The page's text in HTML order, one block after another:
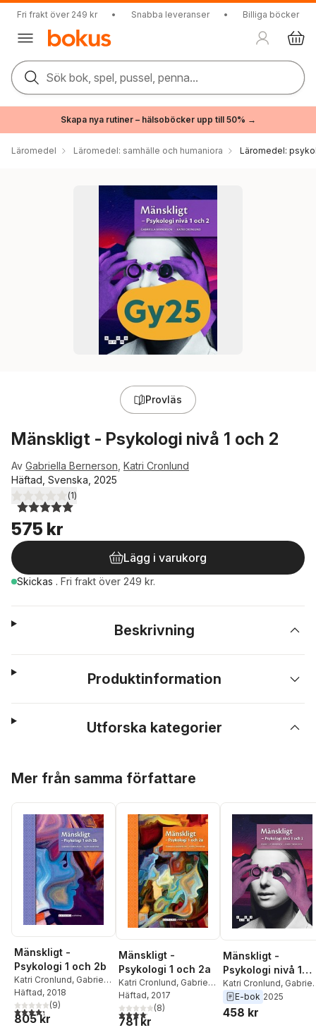
Fri frakt över 249 kr • Snabba leveranser • Billiga böcker
Sök bok, spel, pussel, penna...
Skapa nya rutiner – hälsoböcker upp till 50% →
Läromedel Läromedel: samhälle och humaniora Läromedel:
Provläs
Mänskligt - Psykologi nivå 1 och 2
Av Gabriella Bernerson Katri Cronlund
Häftad, Svenska, 2025
5,0utav 5 stjärnor. Totalt antal röster:
(1)
575 kr
Lägg i varukorg
Skickas . Fri frakt över 249 kr.
Beskrivning
Produktinformation
Utforska kategorier
Mer från samma författare
Mänskligt -
Psykologi 1 och 2b
Katri Cronlund, Gabriella
Bernerson
Häftad, 2018
4,3utav 5 stjärnor. Totalt antal röster:
(9)
805 kr
Mänskligt -
Psykologi 1 och 2a
Katri Cronlund, Gabriella
Bernerson
Häftad, 2017
4,1utav 5 stjärnor. Totalt antal röster:
(8)
781 kr
Mänskligt -
Psykologi nivå 1
och 2, e-bok
Katri Cronlund,
Bernerson
E-bok 2025
458 kr